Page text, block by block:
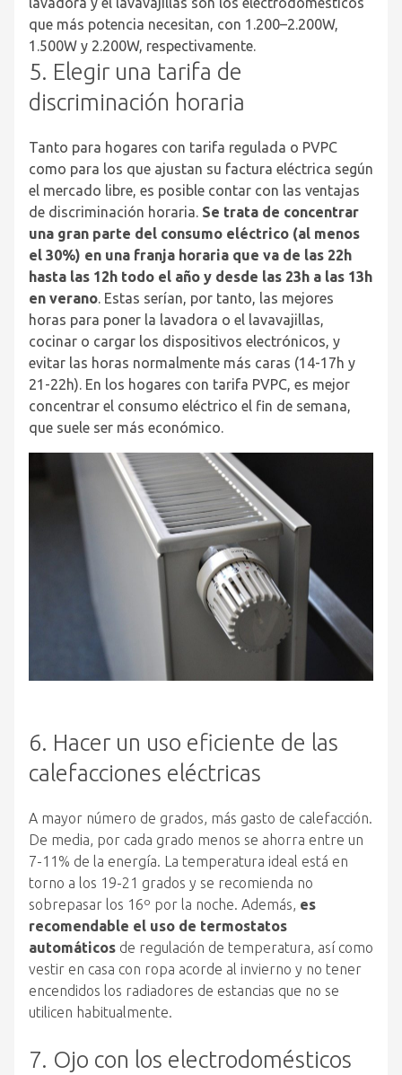
que más potencia necesitan, con 1.200–2.200W,
1.500W y 2.200W, respectivamente.
5. Elegir una tarifa de
discriminación horaria
Tanto para hogares con tarifa regulada o PVPC
como para los que ajustan su factura eléctrica según
el mercado libre, es posible contar con las ventajas
de discriminación horaria. Se trata de concentrar
una gran parte del consumo eléctrico (al menos
el 30%) en una franja horaria que va de las 22h
hasta las 12h todo el año y desde las 23h a las 13h
en verano. Estas serían, por tanto, las mejores
horas para poner la lavadora o el lavavajillas,
cocinar o cargar los dispositivos electrónicos, y
evitar las horas normalmente más caras (14-17h y
21-22h). En los hogares con tarifa PVPC, es mejor
concentrar el consumo eléctrico el fin de semana,
que suele ser más económico.
6. Hacer un uso eficiente de las
calefacciones eléctricas
A mayor número de grados, más gasto de calefacción.
De media, por cada grado menos se ahorra entre un
7-11% de la energía. La temperatura ideal está en
torno a los 19-21 grados y se recomienda no
sobrepasar los 16º por la noche. Además, es
recomendable el uso de termostatos
automáticos de regulación de temperatura, así como
vestir en casa con ropa acorde al invierno y no tener
encendidos los radiadores de estancias que no se
utilicen habitualmente.
7. Ojo con los electrodomésticos